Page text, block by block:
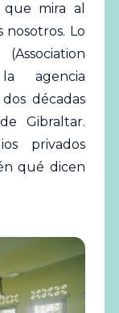
mira al
nosotros. Lo
la agencia
décadas
Gibraltar.
privados
qué dicen